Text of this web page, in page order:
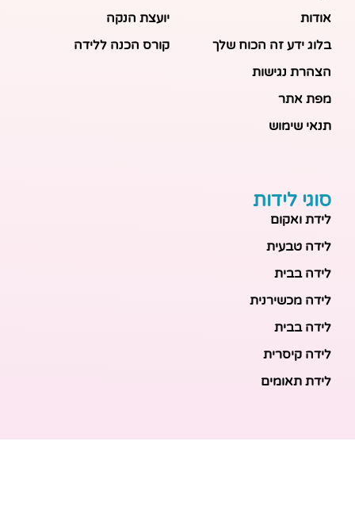
אודות
בלוג ידע זה הכוח שלך
הצהרת נגישות
מפת אתר
תנאי שימוש
יועצת הנקה
קורס הכנה ללידה
סוגי לידות
לידת ואקום
לידה טבעית
לידה בבית
לידה מכשירנית
לידה בבית
לידה קיסרית
לידת תאומים